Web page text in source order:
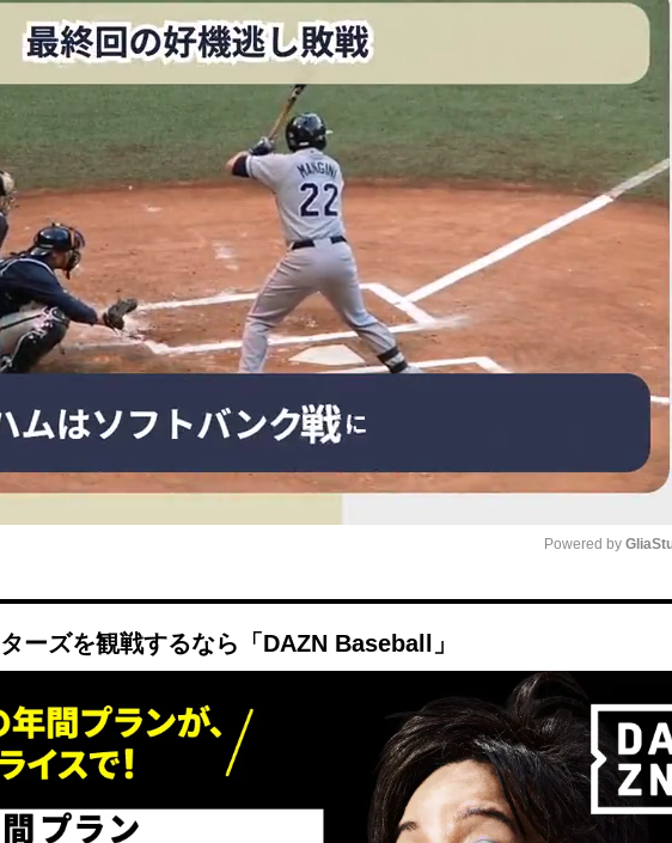
Powered by
ーズを観戦するなら「DAZN Baseball」